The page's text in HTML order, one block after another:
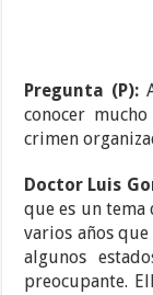
Pregunta (P):
conocer
crimen
Doctor Luis
que es un tema
varios años
algunos
preocupante.